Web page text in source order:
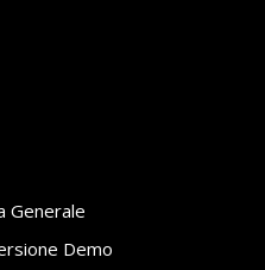
Generale
Demo